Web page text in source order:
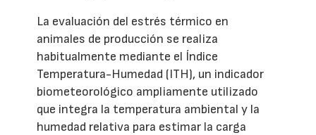
La evaluación del estrés térmico en
animales de producción se realiza
habitualmente mediante el Índice
Temperatura-Humedad (ITH), un indicador
biometeorológico ampliamente utilizado
que integra la temperatura ambiental y la
humedad relativa para estimar la carga